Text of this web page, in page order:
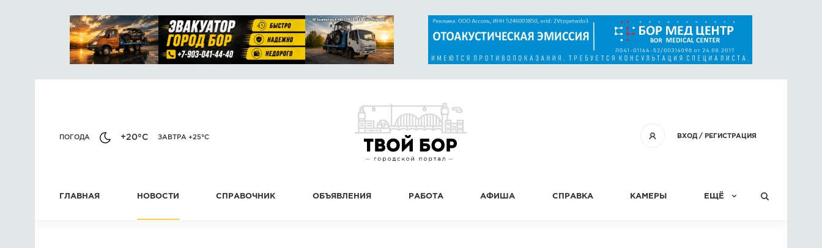
ВХОД/ РЕГИСТРАЦИЯ
ПОГОДА +20°C ЗАВТРА +25°C
ГЛАВНАЯ НОВОСТИ СПРАВОЧНИК ОБЪЯВЛЕНИЯ РАБОТА АФИША СПРАВКА КАМЕРЫ ЕЩЁ